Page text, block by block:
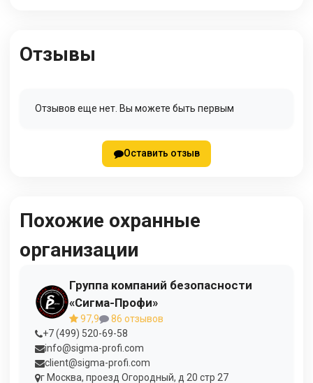
Отзывы
Отзывов еще нет. Вы можете быть первым
Оставить отзыв
Похожие охранные
организации
Группа компаний безопасности
«Сигма-Профи»
97,9
86 отзывов
+7 (499) 520-69-58
info@sigma-profi.com
client@sigma-profi.com
г Москва, проезд Огородный, д 20 стр 27